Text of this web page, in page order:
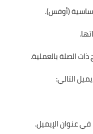
التالي: